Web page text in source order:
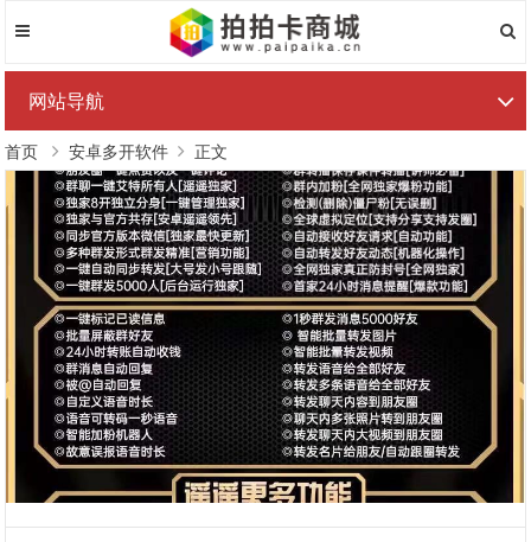
网站导航
首页 安卓多开软件 正文